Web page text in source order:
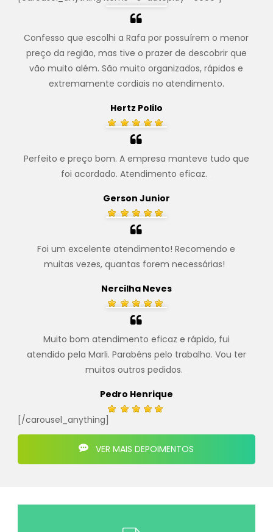
Confesso que escolhi a Rafa por possuírem o menor
preço da região, mas tive o prazer de descobrir que
vão muito além. São muito organizados, rápidos e
extremamente cordiais no atendimento.
Hertz Polilo
Perfeito e preço bom. A empresa manteve tudo que
foi acordado. Atendimento eficaz.
Gerson Junior
Foi um excelente atendimento! Recomendo e
muitas vezes, quantas forem necessárias!
Nercilha Neves
Muito bom atendimento eficaz e rápido, fui
atendido pela Marli. Parabéns pelo trabalho. Vou ter
muitos outros pedidos.
Pedro Henrique
[/carousel_anything]
VER MAIS DEPOIMENTOS